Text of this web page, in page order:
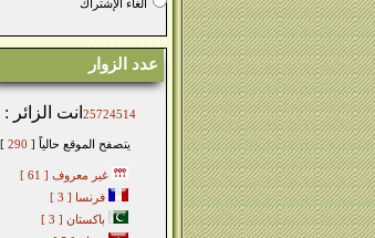
الغاء الإشتراك
عدد الزوار
انت الزائر : 25724514
يتصفح الموقع حالياً [ 290
]
[ 61 ]
غير معروف
[ 3 ]
فرنسا
[ 3 ]